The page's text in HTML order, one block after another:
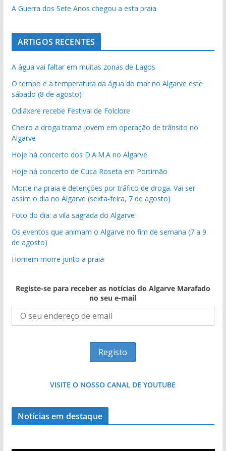
A Guerra dos Sete Anos chegou a esta praia
ARTIGOS RECENTES
A água vai faltar em muitas zonas de Lagos
O tempo e a temperatura da água do mar no Algarve este
sábado (8 de agosto)
Odiáxere recebe Festival de Folclore
Cheiro a droga trama jovem em operação de trânsito no
Algarve
Hoje há concerto dos D.A.M.A no Algarve
Hoje há concerto de Cuca Roseta em Portimão
Morte na praia e detenções por tráfico de droga. Vai ser
assim o dia no Algarve (sexta-feira, 7 de agosto)
Foto do dia: a vila sagrada do Algarve
Os eventos que animam o Algarve no fim de semana (7 a 9
de agosto)
Homem morre junto a praia
Registe-se para receber as notícias do Algarve Marafado
no seu e-mail
VISITE O NOSSO CANAL DE YOUTUBE
Notícias em destaque
Milagre da água. Fontes emblemáticas do
Algarve voltam a ter vida (com vídeo)